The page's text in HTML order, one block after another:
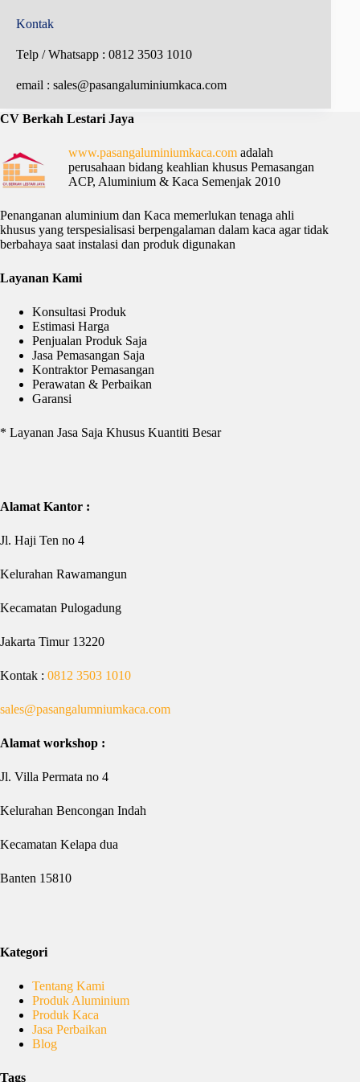
Kontak
Telp / Whatsapp : 0812 3503 1010
email : sales@pasangaluminiumkaca.com
CV Berkah Lestari Jaya
www.pasangaluminiumkaca.com adalah
perusahaan bidang keahlian khusus Pemasangan
ACP, Aluminium & Kaca Semenjak 2010
Penanganan aluminium dan Kaca memerlukan tenaga ahli
khusus yang terspesialisasi berpengalaman dalam kaca agar tidak
berbahaya saat instalasi dan produk digunakan
Layanan Kami
Konsultasi Produk
Estimasi Harga
Penjualan Produk Saja
Jasa Pemasangan Saja
Kontraktor Pemasangan
Perawatan & Perbaikan
Garansi
* Layanan Jasa Saja Khusus Kuantiti Besar
Alamat Kantor :
Jl. Haji Ten no 4
Kelurahan Rawamangun
Kecamatan Pulogadung
Jakarta Timur 13220
Kontak : 0812 3503 1010
sales@pasangalumniumkaca.com
Alamat workshop :
Jl. Villa Permata no 4
Kelurahan Bencongan Indah
Kecamatan Kelapa dua
Banten 15810
Kategori
Tentang Kami
Produk Aluminium
Produk Kaca
Jasa Perbaikan
Blog
Tags